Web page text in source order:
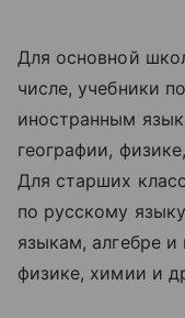
Для основной
числе, учебники
иностранным
географии,
Для старших
по русскому
языкам, алгебре
физике, химии и